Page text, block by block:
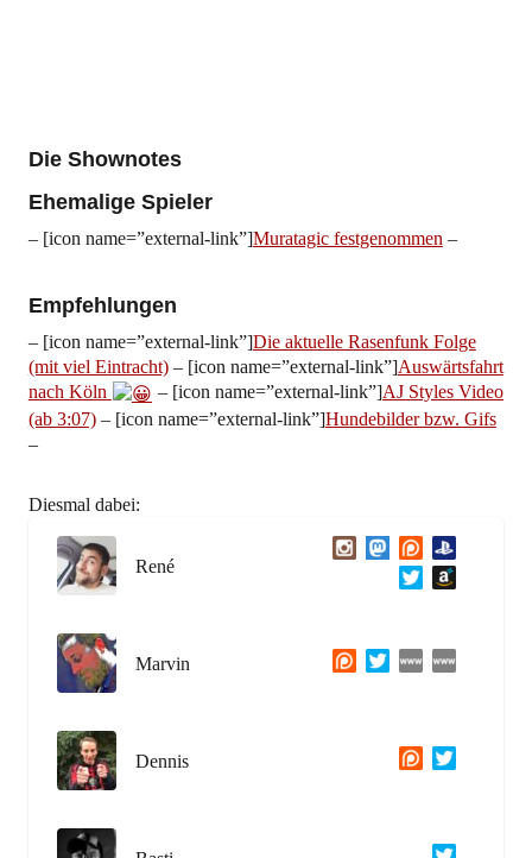
Die Shownotes
Ehemalige Spieler
– [icon name=”external-link”]Muratagic festgenommen–
Empfehlungen
– [icon name=”external-link”]Die aktuelle Rasenfunk Folge
(mit viel Eintracht)– [icon name=”external-link”]Auswärtsfahrt
nach Köln
– [icon name=”external-link”]AJ Styles Video
(ab 3:07)– [icon name=”external-link”]Hundebilder bzw. Gifs
–
Diesmal dabei:
René
Marvin
Dennis